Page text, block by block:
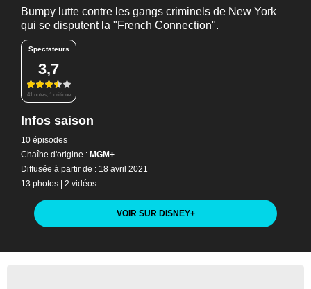
Bumpy lutte contre les gangs criminels de New York
qui se disputent la "French Connection".
Spectateurs
3,7
41 notes, 1 critique
Infos saison
10 épisodes
Chaîne d'origine : MGM+
Diffusée à partir de : 18 avril 2021
13 photos | 2 vidéos
VOIR SUR DISNEY+